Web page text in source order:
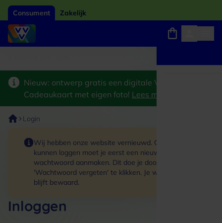
Consument Zakelijk
Nieuw: ontwerp gratis een digitale VVV
Cadeaukaart met eigen foto! Lees meer
Login
Wij hebben onze website vernieuwd. Om in te
kunnen loggen moet je eerst een nieuw
wachtwoord aanmaken. Dit doe je door op de link
'Wachtwoord vergeten' te klikken. Je winkelmand
blijft bewaard.
Inloggen